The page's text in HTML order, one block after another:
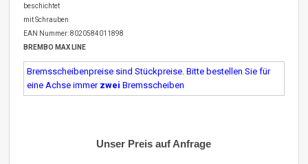
beschichtet
mit Schrauben
EAN Nummer: 8020584011898
BREMBO MAX LINE
Bremsscheibenpreise sind Stückpreise. Bitte bestellen Sie für
eine Achse immer zwei Bremsscheiben
Unser Preis auf Anfrage